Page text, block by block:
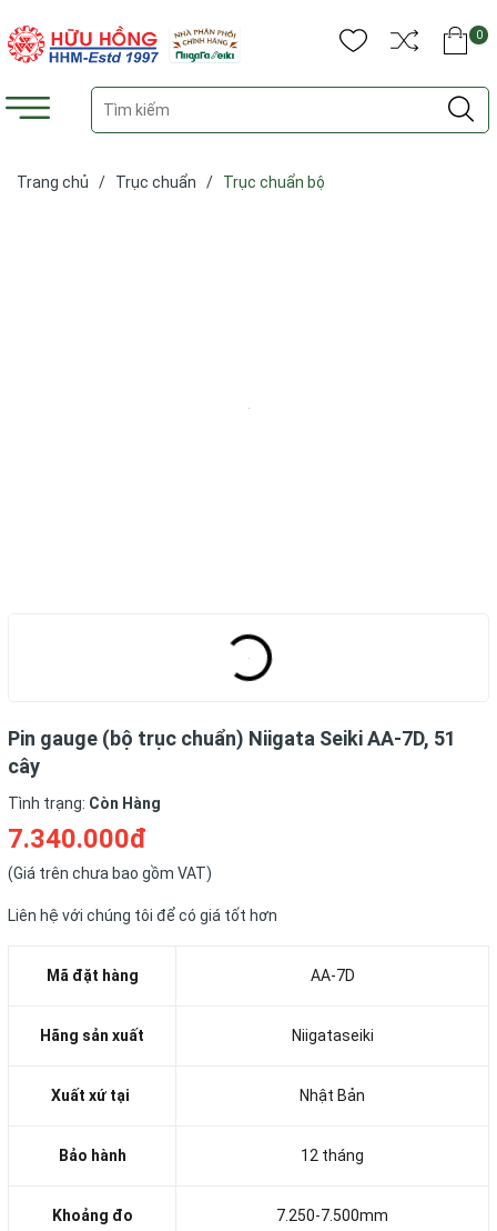
0
Trang chủ / Trục chuẩn / Trục chuẩn bộ
Pin gauge (bộ trục chuẩn) Niigata Seiki AA-7D, 51
cây
Tình trạng: Còn Hàng
7.340.000đ
(Giá trên chưa bao gồm VAT)
Liên hệ với chúng tôi để có giá tốt hơn
Mã đặt hàng AA-7D
Hãng sản xuất Niigataseiki
Xuất xứ tại Nhật Bản
Bảo hành 12 tháng
Khoảng đo 7.250-7.500mm